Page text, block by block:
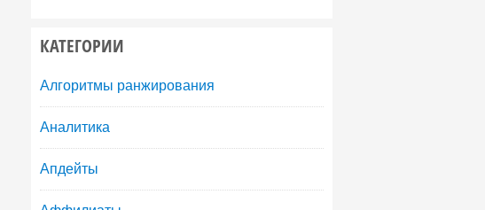
КАТЕГОРИИ
Алгоритмы ранжирования
Аналитика
Апдейты